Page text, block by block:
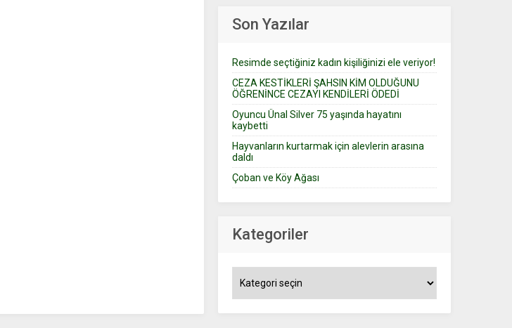
Son Yazılar
Resimde seçtiğiniz kadın kişiliğinizi ele veriyor!
CEZA KESTİKLERİ ŞAHSIN KİM OLDUĞUNU
ÖĞRENİNCE CEZAYI KENDİLERİ ÖDEDİ
Oyuncu Ünal Silver 75 yaşında hayatını
kaybetti
Hayvanların kurtarmak için alevlerin arasına
daldı
Çoban ve Köy Ağası
Kategoriler